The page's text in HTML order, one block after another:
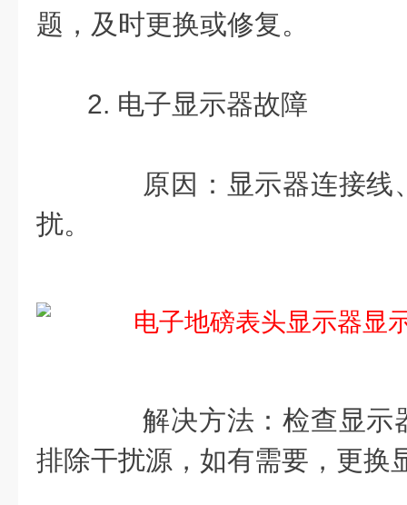
题，及时更换或修复。
2. 电子显示器故障
原因：显示器连接线
扰。
解决方法：检查显示
排除干扰源，如有需要，更换